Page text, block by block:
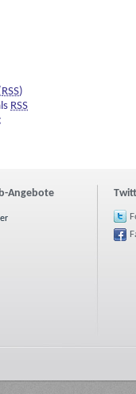
RSS)
RSS
Angebote